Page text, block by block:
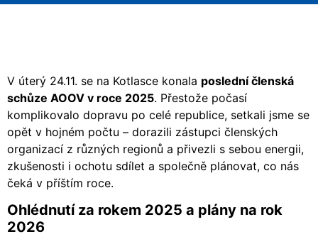
V úterý 24.11. se na Kotlasce konala poslední členská
schůze AOOV v roce 2025. Přestože počasí
komplikovalo dopravu po celé republice, setkali jsme se
opět v hojném počtu – dorazili zástupci členských
organizací z různých regionů a přivezli s sebou energii,
zkušenosti i ochotu sdílet a společně plánovat, co nás
čeká v příštím roce.
Ohlédnutí za rokem 2025 a plány na rok
2026